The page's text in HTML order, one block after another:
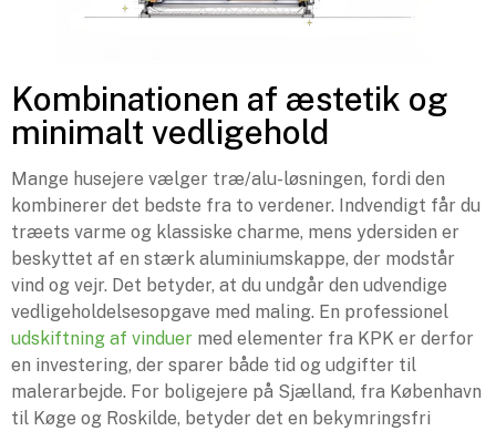
Kombinationen af æstetik og
minimalt vedligehold
Mange husejere vælger træ/alu-løsningen, fordi den
kombinerer det bedste fra to verdener. Indvendigt får du
træets varme og klassiske charme, mens ydersiden er
beskyttet af en stærk aluminiumskappe, der modstår
vind og vejr. Det betyder, at du undgår den udvendige
vedligeholdelsesopgave med maling. En professionel
udskiftning af vinduer med elementer fra KPK er derfor
en investering, der sparer både tid og udgifter til
malerarbejde. For boligejere på Sjælland, fra København
til Køge og Roskilde, betyder det en bekymringsfri